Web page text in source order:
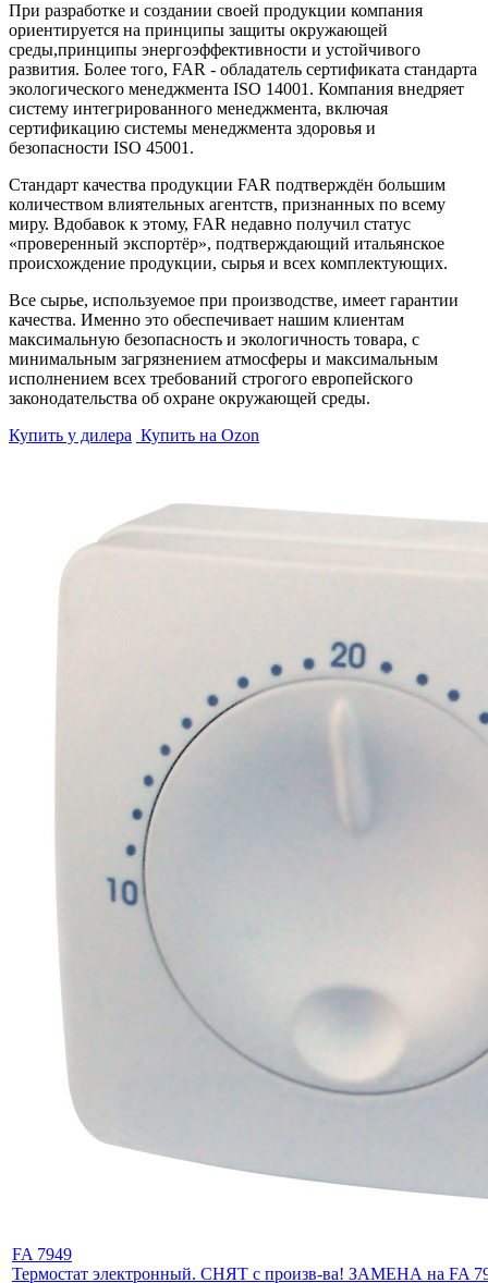
При разработке и создании своей продукции компания
ориентируется на принципы защиты окружающей
среды,принципы энергоэффективности и устойчивого
развития. Более того, FAR - обладатель сертификата стандарта
экологического менеджмента ISO 14001. Компания внедряет
систему интегрированного менеджмента, включая
сертификацию системы менеджмента здоровья и
безопасности ISO 45001.
Стандарт качества продукции FAR подтверждён большим
количеством влиятельных агентств, признанных по всему
миру. Вдобавок к этому, FAR недавно получил статус
«проверенный экспортёр», подтверждающий итальянское
происхождение продукции, сырья и всех комплектующих.
Все сырье, используемое при производстве, имеет гарантии
качества. Именно это обеспечивает нашим клиентам
максимальную безопасность и экологичность товара, с
минимальным загрязнением атмосферы и максимальным
исполнением всех требований строгого европейского
законодательства об охране окружающей среды.
Купить у дилера Купить на Ozon
FA 7949
Термостат электронный. СНЯТ с произв-ва! ЗАМЕНА на FA